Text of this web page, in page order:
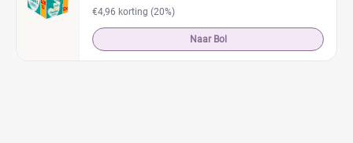
€4,96 korting (20%)
Naar Bol